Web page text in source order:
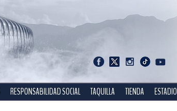
RESPONSABILIDAD SOCIAL TAQUILLA TIENDA ESTADIO